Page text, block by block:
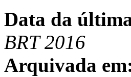
Data da
BRT 2016
Arquivada